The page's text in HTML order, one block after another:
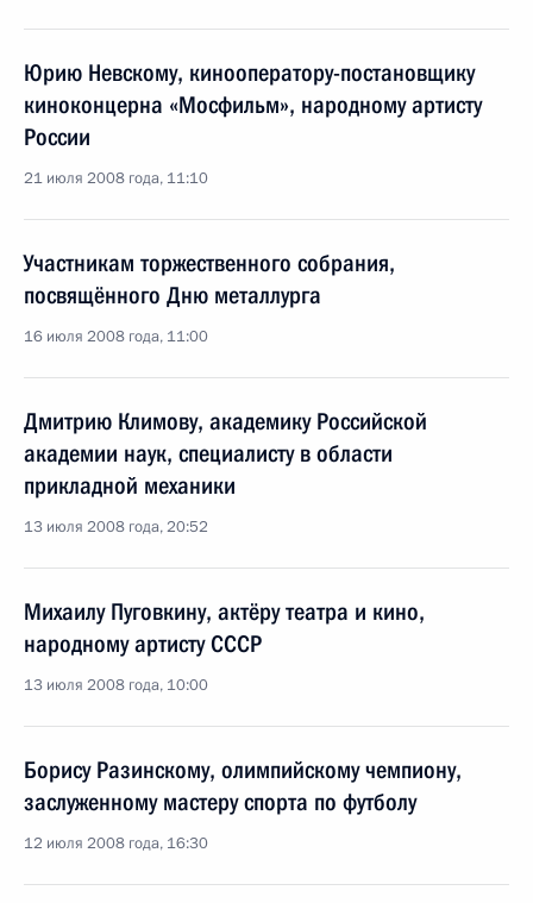
Юрию Невскому, кинооператору-постановщику
киноконцерна «Мосфильм», народному артисту
России
21 июля 2008 года, 11:10
Участникам торжественного собрания,
посвящённого Дню металлурга
16 июля 2008 года, 11:00
Дмитрию Климову, академику Российской
академии наук, специалисту в области
прикладной механики
13 июля 2008 года, 20:52
Михаилу Пуговкину, актёру театра и кино,
народному артисту СССР
13 июля 2008 года, 10:00
Борису Разинскому, олимпийскому чемпиону,
заслуженному мастеру спорта по футболу
12 июля 2008 года, 16:30